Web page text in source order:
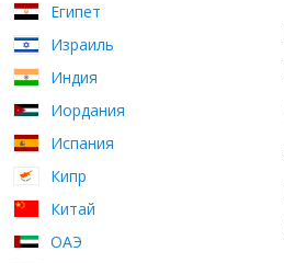
Египет
Израиль
Индия
Иордания
Испания
Кипр
Китай
ОАЭ